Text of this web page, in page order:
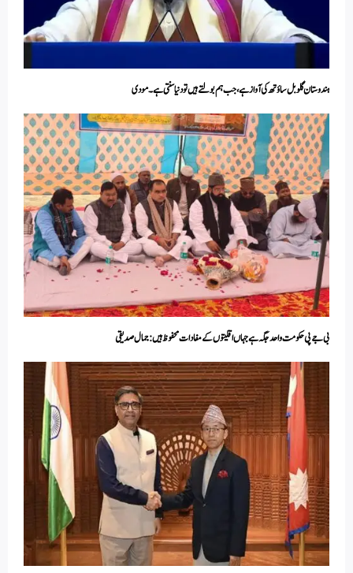
ہندوستان گلوبل ساؤتھ کی آواز ہے، جب ہم بولتے ہیں تو دنیا سنتی ہے ۔ مودی
بی جے پی حکومت واحد جگہ ہے جہاں اقلیتوں کے مفادات محفوظ ہیں: جمال صدیقی